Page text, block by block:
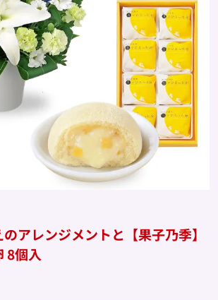
のアレンジメントと【果子乃季】
8個入